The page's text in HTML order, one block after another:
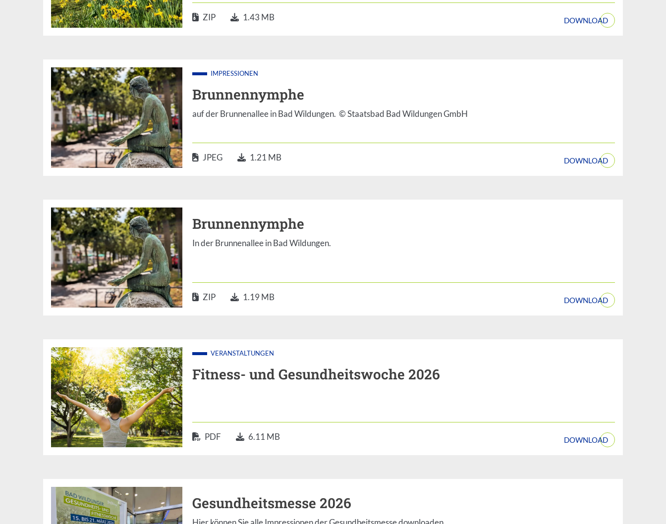
ZIP 1.43 MB DOWNLOAD
IMPRESSIONEN
Brunnennymphe
auf der Brunnenallee in Bad Wildungen. © Staatsbad Bad Wildungen GmbH
JPEG 1.21 MB DOWNLOAD
Brunnennymphe
In der Brunnenallee in Bad Wildungen.
ZIP 1.19 MB DOWNLOAD
VERANSTALTUNGEN
Fitness- und Gesundheitswoche 2026
PDF 6.11 MB DOWNLOAD
Gesundheitsmesse 2026